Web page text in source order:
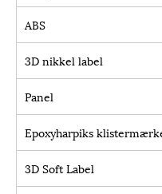
ABS
3D nikkel label
Panel
Epoxyharpiks
3D Soft Label